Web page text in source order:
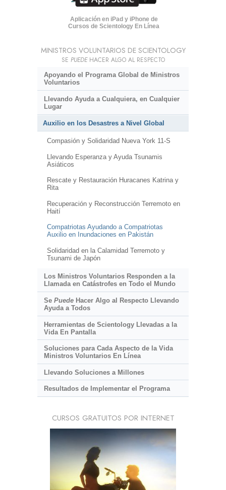
Aplicación en iPad y iPhone de
Cursos de Scientology En Línea
MINISTROS VOLUNTARIOS DE SCIENTOLOGY
SE PUEDEHACER ALGO AL RESPECTO
Apoyando el Programa Global de Ministros
Voluntarios
Llevando Ayuda a Cualquiera, en Cualquier
Lugar
Auxilio en los Desastres a Nivel Global
Compasión y Solidaridad Nueva York 11-S
Llevando Esperanza y Ayuda Tsunamis
Asiáticos
Rescate y Restauración Huracanes Katrina y
Rita
Recuperación y Reconstrucción Terremoto en
Haití
Compatriotas Ayudando a Compatriotas
Auxilio en Inundaciones en Pakistán
Solidaridad en la Calamidad Terremoto y
Tsunami de Japón
Los Ministros Voluntarios Responden a la
Llamada en Catástrofes en Todo el Mundo
Se PuedeHacer Algo al Respecto Llevando
Ayuda a Todos
Herramientas de Scientology Llevadas a la
Vida En Pantalla
Soluciones para Cada Aspecto de la Vida
Ministros Voluntarios En Línea
Llevando Soluciones a Millones
Resultados de Implementar el Programa
CURSOS GRATUITOS POR INTERNET